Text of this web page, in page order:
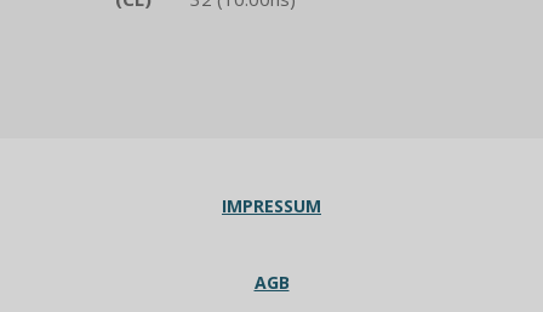
IMPRESSUM
AGB